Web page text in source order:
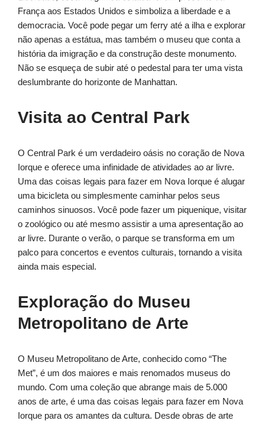
França aos Estados Unidos e simboliza a liberdade e a
democracia. Você pode pegar um ferry até a ilha e explorar
não apenas a estátua, mas também o museu que conta a
história da imigração e da construção deste monumento.
Não se esqueça de subir até o pedestal para ter uma vista
deslumbrante do horizonte de Manhattan.
Visita ao Central Park
O Central Park é um verdadeiro oásis no coração de Nova
Iorque e oferece uma infinidade de atividades ao ar livre.
Uma das coisas legais para fazer em Nova Iorque é alugar
uma bicicleta ou simplesmente caminhar pelos seus
caminhos sinuosos. Você pode fazer um piquenique, visitar
o zoológico ou até mesmo assistir a uma apresentação ao
ar livre. Durante o verão, o parque se transforma em um
palco para concertos e eventos culturais, tornando a visita
ainda mais especial.
Exploração do Museu
Metropolitano de Arte
O Museu Metropolitano de Arte, conhecido como “The
Met”, é um dos maiores e mais renomados museus do
mundo. Com uma coleção que abrange mais de 5.000
anos de arte, é uma das coisas legais para fazer em Nova
Iorque para os amantes da cultura. Desde obras de arte